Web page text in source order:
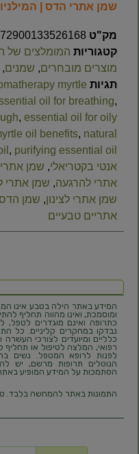
שמן אתרי הדס | המילניום | 10
מק"ט 72900133526168
קטגוריות המומלצים של
מוצרים מובחרים, שמנים,
תגיות myrtle
oil for breathing,
, essential oil for oily
oil benefits, natural
, purifying essential oil
אנטי בקטריאלי, שמן
אתרי להרגעה, שמן אתרי
שמן אתרי לצינון, שמן
אתריים טבעיים
המידע באתר הילה בטבע אינו
ומוסמכת, ואינו מהווה תחליף
כתרופה ואינם מוגדרים לטפל,
נבדקו במחקרים קליניים. כל
כלליים ומיועדים לצורכי העשרה
רפואי, המלצה לטיפול או תחליף
לפנות לרופא המטפל. נשים
הנוטלים תרופות מרשם, יש
הסתמכות על המידע המופיע
התמונות באתר להמחשה בלבד.